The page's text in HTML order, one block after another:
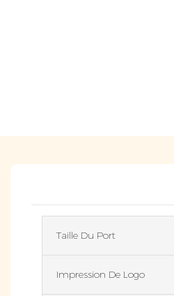
Taille Du Port
Impression De Logo